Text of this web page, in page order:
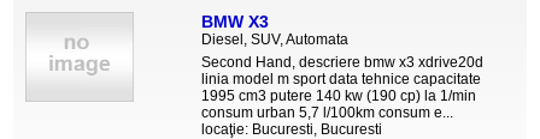
BMW X3
Diesel, SUV, Automata
Second Hand, descriere bmw x3 xdrive20d
linia model m sport data tehnice capacitate
1995 cm3 putere 140 kw (190 cp) la 1/min
consum urban 5,7 l/100km consum e...
locaţie: Bucuresti, Bucuresti